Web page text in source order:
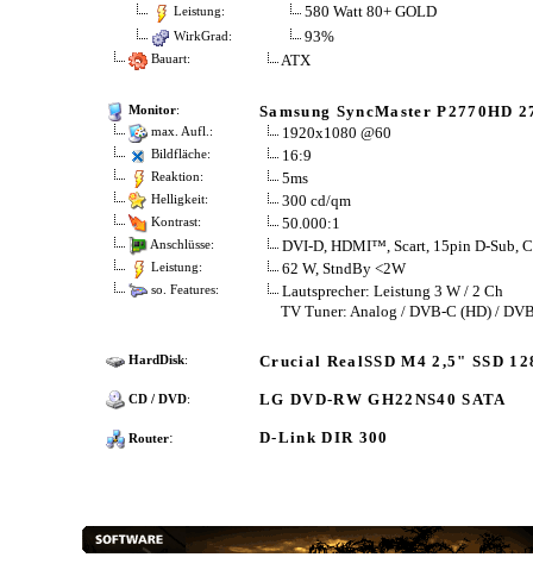
Leistung: 580 Watt 80+ GOLD
WirkGrad: 93%
Bauart: ATX
Monitor: Samsung SyncMaster P2770HD
max. Aufl.: 1920x1080 @60
Bildfläche: 16:9
Reaktion: 5ms
Helligkeit: 300 cd/qm
Kontrast: 50.000:1
Anschlüsse: DVI-D, HDMI™, Scart, 15pin D-Sub,
Leistung: 62 W, StndBy <2W
so. Features:
Lautsprecher: Leistung 3 W / 2 Ch
TV Tuner: Analog / DVB-C (HD) /
HardDisk: Crucial RealSSD M4 2,5" SSD
CD / DVD: LG DVD-RW GH22NS40 SATA
Router: D-Link DIR 300